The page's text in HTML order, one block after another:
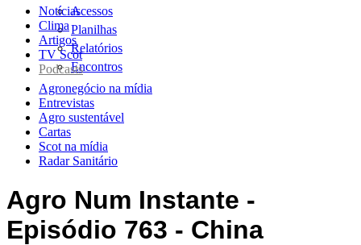
Acessos
Planilhas
Relatórios
Encontros
Notícias
Clima
Artigos
TV Scot
Podcasts
Agronegócio na mídia
Entrevistas
Agro sustentável
Cartas
Scot na mídia
Radar Sanitário
Agro Num Instante -
Episódio 763 - China